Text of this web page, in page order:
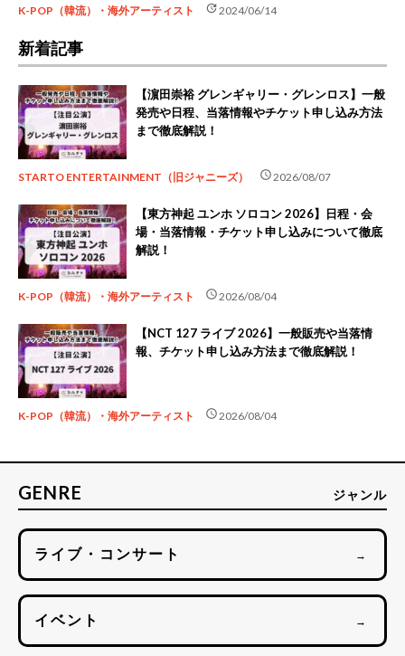
K-POP（韓流）・海外アーティスト update2024/06/14
新着記事
【濵田崇裕 グレンギャリー・グレンロス】一般
発売や日程、当落情報やチケット申し込み方法
まで徹底解説！
STARTO ENTERTAINMENT（旧ジャニーズ） schedule2026/08/07
【東方神起 ユンホ ソロコン 2026】日程・会
場・当落情報・チケット申し込みについて徹底
解説！
K-POP（韓流）・海外アーティスト schedule2026/08/04
【NCT 127 ライブ 2026】一般販売や当落情
報、チケット申し込み方法まで徹底解説！
K-POP（韓流）・海外アーティスト schedule2026/08/04
GENRE ジャンル
ライブ・コンサート →
イベント →